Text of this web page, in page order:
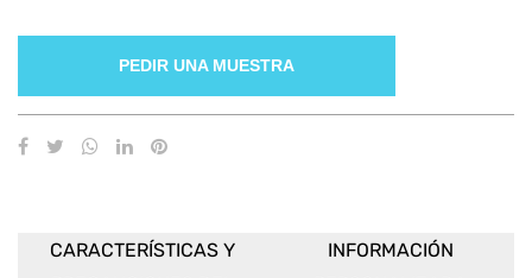
PEDIR UNA MUESTRA
CARACTERÍSTICAS Y
INFORMACIÓN